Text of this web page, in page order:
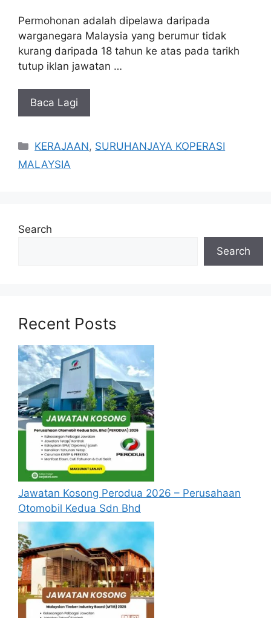
Permohonan adalah dipelawa daripada
warganegara Malaysia yang berumur tidak
kurang daripada 18 tahun ke atas pada tarikh
tutup iklan jawatan …
Baca Lagi
Categories
KERAJAAN, SURUHANJAYA KOPERASI
MALAYSIA
Search
Search
Recent Posts
Jawatan Kosong Perodua 2026 – Perusahaan
Otomobil Kedua Sdn Bhd